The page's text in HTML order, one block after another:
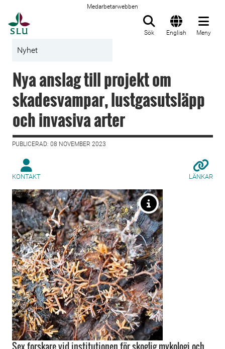
Medarbetarwebben
Sök English Meny
Nyhet
Nya anslag till projekt om
skadesvampar, lustgasutsläpp
och invasiva arter
PUBLICERAD: 08 NOVEMBER 2023
KONTAKT LÄNKAR